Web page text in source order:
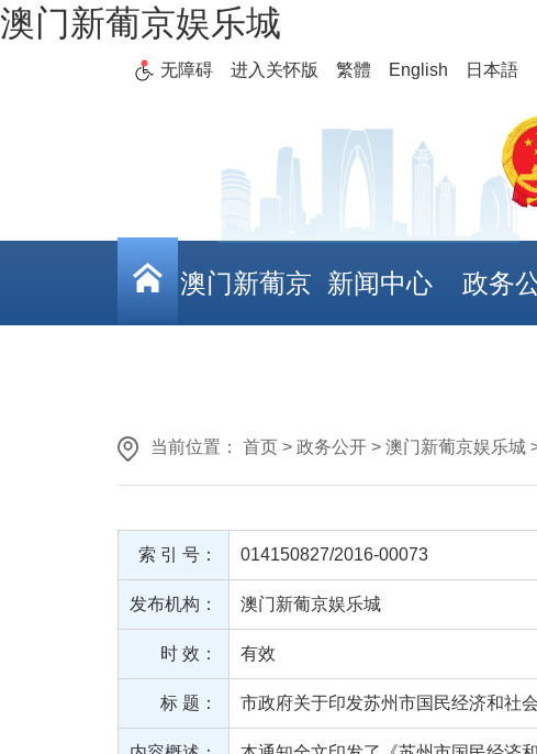
澳门新葡京娱乐城
无障碍 进入关怀版 繁體 English 日本語
澳门新葡京 新闻中心 政务
当前位置： 首页 > 政务公开 > 澳门新葡京娱乐城
索 引 号： 014150827/2016-00073
发布机构： 澳门新葡京娱乐城
时 效： 有效
标 题： 市政府关于印发苏州市国民经济和社